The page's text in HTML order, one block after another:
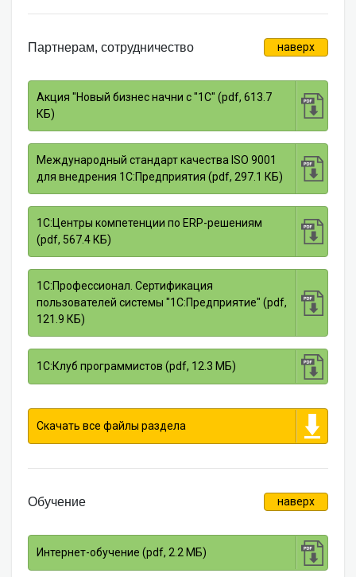
Партнерам, сотрудничество наверх
Акция "Новый бизнес начни с "1С" (pdf, 613.7
КБ)
Международный стандарт качества ISO 9001
для внедрения 1С:Предприятия (pdf, 297.1 КБ)
1С:Центры компетенции по ERP-решениям
(pdf, 567.4 КБ)
1С:Профессионал. Сертификация
пользователей системы "1С:Предприятие" (pdf,
121.9 КБ)
1С:Клуб программистов (pdf, 12.3 МБ)
Скачать все файлы раздела
Обучение наверх
Интернет-обучение (pdf, 2.2 МБ)